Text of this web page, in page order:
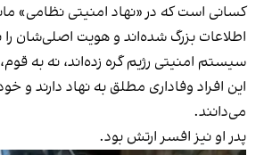
کسانی است که در «نهاد امنیتی نظامی»
اطلاعات بزرگ شده‌اند و هویت اصلی‌شان
سیستم امنیتی رژیم گره زده‌اند، نه به
این افراد وفاداری مطلق به نهاد دارند و
می‌دانند.
پدر او نیز افسر ارتش بود.